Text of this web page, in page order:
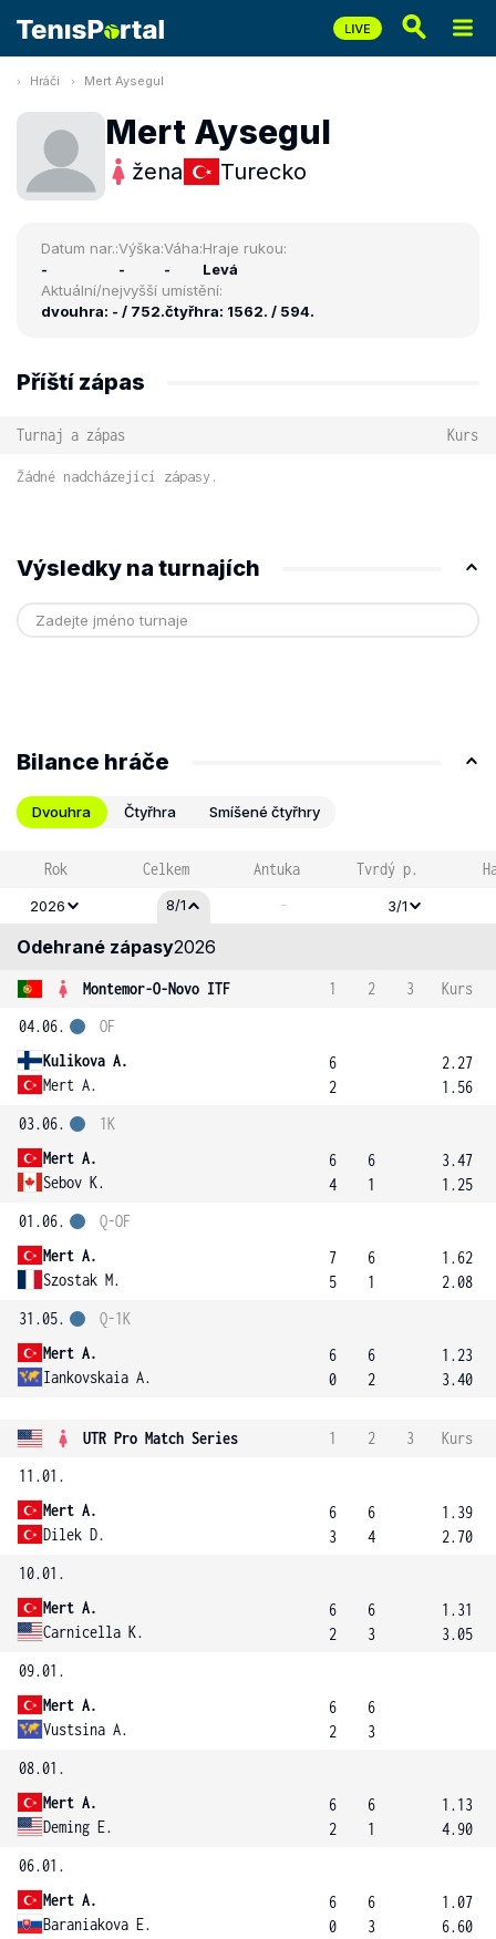
Hráči Mert Aysegul
Mert Aysegul
žena Turecko
Datum nar.:
-
Výška:
-
Váha:
-
Hraje rukou:
Levá
Aktuální/nejvyšší umístění:
dvouhra: - / 752.čtyřhra: 1562. / 594.
Příští zápas
Turnaj a zápas Kurs
Žádné nadcházející zápasy.
Výsledky na turnajích
Bilance hráče
Dvouhra Čtyřhra Smíšené čtyřhry
Rok Celkem Antuka Tvrdý p.
2026 8/1 - 3/1
Odehrané zápasy2026
Montemor-O-Novo ITF 1 2 3
Kurs
04.06.
Kulikova A.
Mert A.
OF
6
2
2.27
1.56
03.06.
Mert A.
Sebov K.
1K
6
4
6
1
3.47
1.25
01.06.
Mert A.
Szostak M.
Q-OF
7
5
6
1
1.62
2.08
31.05.
Mert A.
Iankovskaia A.
Q-1K
6
0
6
2
1.23
3.40
UTR Pro Match Series 1 2 3
Kurs
11.01.
Mert A.
Dilek D.
6
3
6
4
1.39
2.70
10.01.
Mert A.
Carnicella K.
6
2
6
3
1.31
3.05
09.01.
Mert A.
Vustsina A.
6
2
6
3
08.01.
Mert A.
Deming E.
6
2
6
1
1.13
4.90
06.01.
Mert A.
Baraniakova E.
6
0
6
3
1.07
6.60